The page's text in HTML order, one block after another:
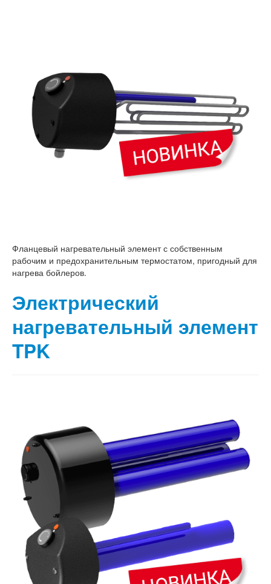
Фланцевый нагревательный элемент с собственным
рабочим и предохранительным термостатом, пригодный для
нагрева бойлеров.
Электрический
нагревательный элемент
TPK